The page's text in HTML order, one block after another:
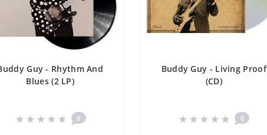
Guy - Rhythm And
Blues (2 LP)
0
Buddy Guy - Living Proof
(CD)
0